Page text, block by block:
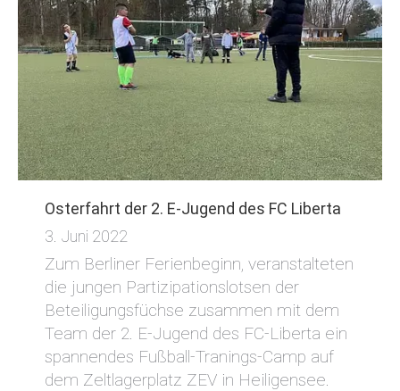
Osterfahrt der 2. E-Jugend des FC Liberta
3. Juni 2022
Zum Berliner Ferienbeginn, veranstalteten
die jungen Partizipationslotsen der
Beteiligungsfüchse zusammen mit dem
Team der 2. E-Jugend des FC-Liberta ein
spannendes Fußball-Tranings-Camp auf
dem Zeltlagerplatz ZEV in Heiligensee.